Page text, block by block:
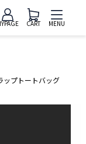
CART MENU
ップトートバッグ